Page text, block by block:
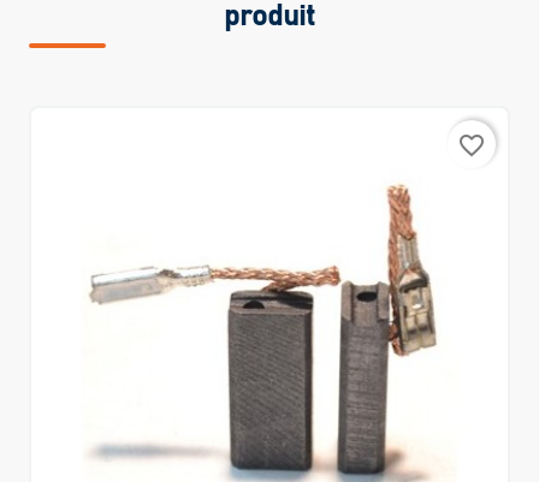
produit
favorite_border